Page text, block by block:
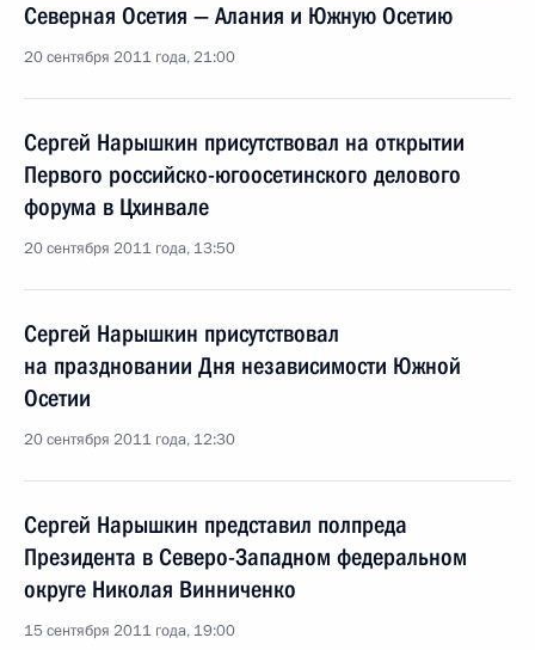
Северная Осетия — Алания и Южную Осетию
20 сентября 2011 года, 21:00
Сергей Нарышкин присутствовал на открытии
Первого российско-югоосетинского делового
форума в Цхинвале
20 сентября 2011 года, 13:50
Сергей Нарышкин присутствовал
на праздновании Дня независимости Южной
Осетии
20 сентября 2011 года, 12:30
Сергей Нарышкин представил полпреда
Президента в Северо-Западном федеральном
округе Николая Винниченко
15 сентября 2011 года, 19:00